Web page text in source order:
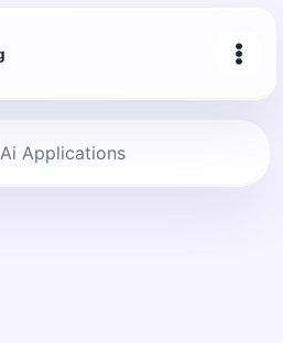
Ai Applications